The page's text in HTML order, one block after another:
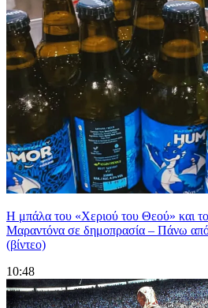
Η μπάλα του «Χεριού του Θεού» και
Μαραντόνα σε δημοπρασία – Πάνω
(βίντεο)
10:48